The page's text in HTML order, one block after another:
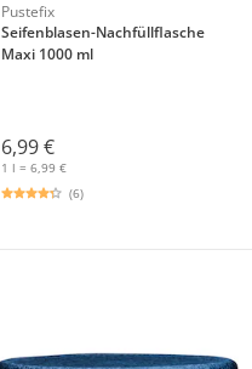
Pustefix
Seifenblasen-Nachfüllflasche
Maxi 1000 ml
6,99 €
1 l = 6,99 €
(6)